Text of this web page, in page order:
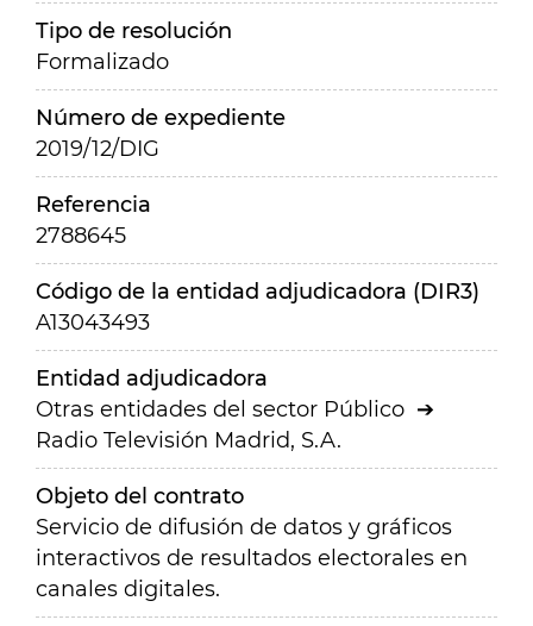
Tipo de resolución
Formalizado
Número de expediente
2019/12/DIG
Referencia
2788645
Código de la entidad adjudicadora (DIR3)
A13043493
Entidad adjudicadora
Otras entidades del sector Público
Radio Televisión Madrid, S.A.
Objeto del contrato
Servicio de difusión de datos y gráficos
interactivos de resultados electorales en
canales digitales.